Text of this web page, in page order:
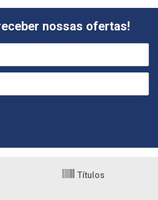
nossas ofertas!
Títulos